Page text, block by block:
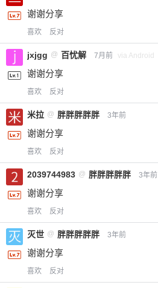
20 元
立刻支付
谢谢分享
喜欢 反对
jxjgg @ 百忧解 7月前 via Android
谢谢分享
喜欢 反对
米拉 @ 胖胖胖胖胖 3年前
谢谢分享
喜欢 反对
2039744983 @ 胖胖胖胖胖 3年前
谢谢分享
喜欢 反对
灭世 @ 胖胖胖胖胖 3年前
谢谢分享
喜欢 反对
限。
忘记密码？